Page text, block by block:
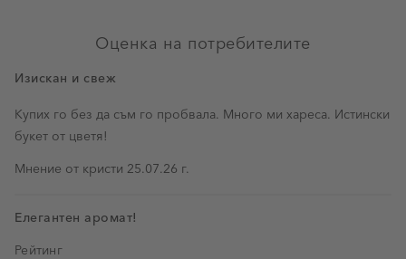
Оценка на потребителите
Изискан и свеж
Купих го без да съм го пробвала. Много ми хареса. Истински
букет от цветя!
Мнение от кристи 25 юли 2026 г.
25.07.26 г.
Елегантен аромат!
Рейтинг